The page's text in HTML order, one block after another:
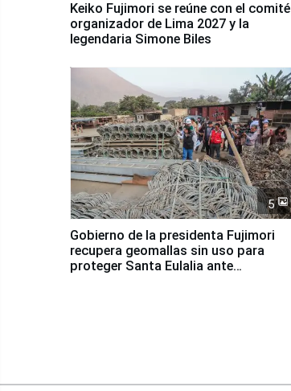
Keiko Fujimori se reúne con el comité
organizador de Lima 2027 y la
legendaria Simone Biles
5
Gobierno de la presidenta Fujimori
recupera geomallas sin uso para
proteger Santa Eulalia ante